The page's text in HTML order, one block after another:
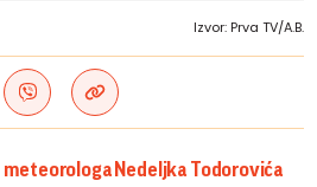
Izvor: Prva TV/A.B.
meteorologa Nedeljka Todorovića